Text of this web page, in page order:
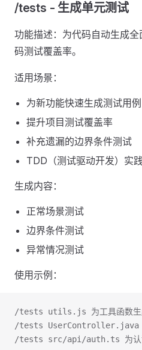
/tests - 生成单元测试
功能描述：为代码自动生成
码测试覆盖率。
适用场景：
为新功能快速生成测试用例
提升项目测试覆盖率
补充遗漏的边界条件测试
TDD（测试驱动开发）实
生成内容：
正常场景测试
边界条件测试
异常情况测试
使用示例：
/tests utils.js 为工具函数生
/tests UserController.java
/tests src/api/auth.ts 为认证